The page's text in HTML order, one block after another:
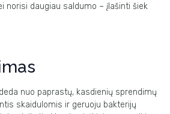
norisi daugiau saldumo – įlašinti šiek
nuo paprastų, kasdienių sprendimų
skaidulomis ir geruoju bakterijų